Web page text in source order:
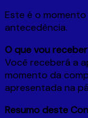
Este é o
antecedência.
O que vou
Você receberá a
momento da
apresentada na
Resumo deste